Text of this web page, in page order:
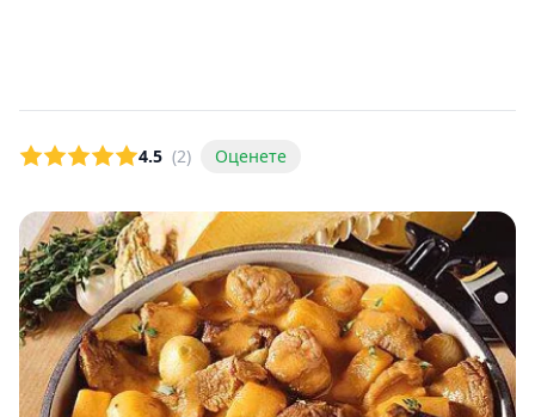
4.5 (2) Оценете